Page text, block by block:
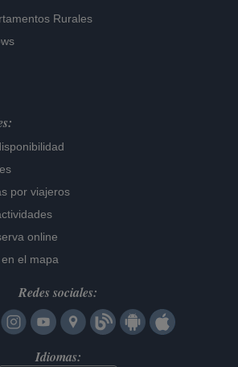
Rurales
por viajeros
online
el mapa
Redes sociales:
Idiomas: